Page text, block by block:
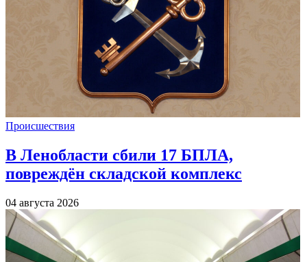
Происшествия
В Ленобласти сбили 17 БПЛА,
повреждён складской комплекс
04 августа 2026